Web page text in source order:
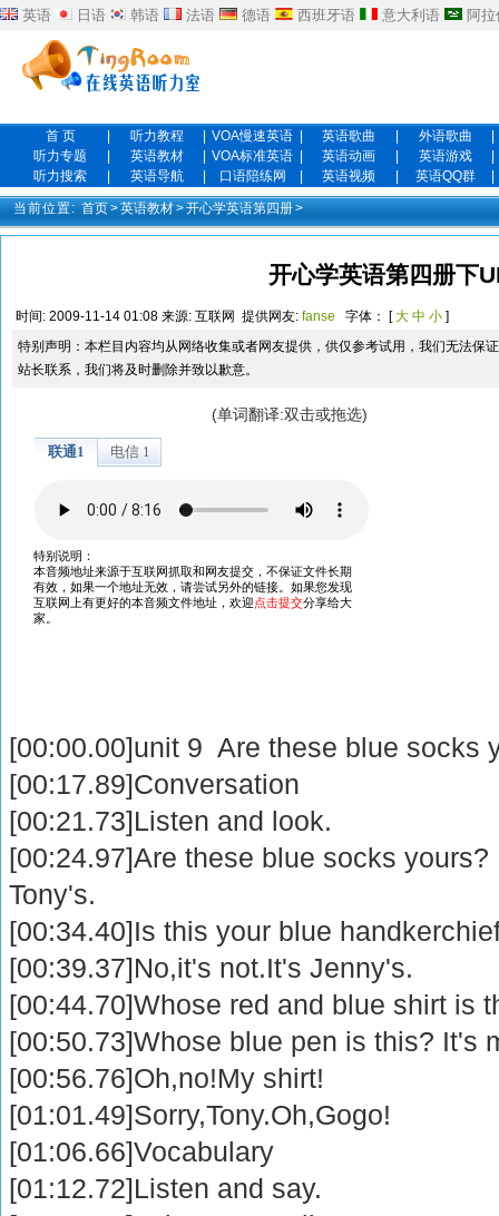
英语 日语 韩语 法语 德语 西班牙语 意大利语 阿
首 页 听力教程 VOA慢速英语 英语歌曲 外语歌曲
听力专题
英语教材 VOA标准英语 英语动画 英语游戏
听力搜索
英语导航 口语陪练网 英语视频 英语QQ群
当前位置: 首页>英语教材>开心学英语第四册>
开心学英语第四册下
时间: 2009-11-14 01:08 来源: 互联网 提供网友: fanse 字体： [大 中 小 ]
特别声明：本栏目内容均从网络收集或者网友提供，供仅参考试用，我们无法保
站长联系，我们将及时删除并致以歉意。
(单词翻译:双击或拖选)
[00:00.00]unit 9 Are these blue socks
[00:17.89]Conversation
[00:21.73]Listen and look.
[00:24.97]Are these blue socks
Tony's.
[00:34.40]Is this your blue
[00:39.37]No,it's not.It's Jenny's.
[00:44.70]Whose red and blue shirt is
[00:50.73]Whose blue pen is this? It's
[00:56.76]Oh,no!My shirt!
[01:01.49]Sorry,Tony.Oh,Gogo!
[01:06.66]Vocabulary
[01:12.72]Listen and say.